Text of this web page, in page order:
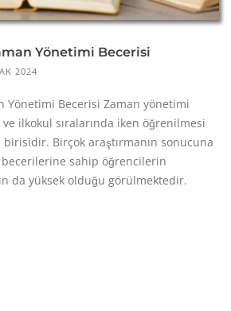
Yönetimi Becerisi
2024
Yönetimi Becerisi Zaman yönetimi
ilkokul sıralarında iken öğrenilmesi
Birçok araştırmanın sonucuna
sahip öğrencilerin
da yüksek olduğu görülmektedir.